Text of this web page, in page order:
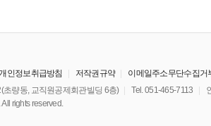
인정보취급방침 저작권규약 이메일주소무단수집거
초량동, 교직원공제회관빌딩 6층)
Tel. 051-465-7113
rights reserved.